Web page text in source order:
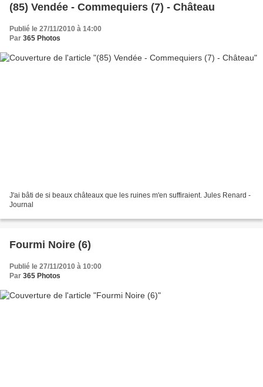
(85) Vendée - Commequiers (7) - Château
Publié le 27/11/2010 à 14:00
Par 365 Photos
J'ai bâti de si beaux châteaux que les ruines m'en suffiraient. Jules Renard -
Journal
Fourmi Noire (6)
Publié le 27/11/2010 à 10:00
Par 365 Photos